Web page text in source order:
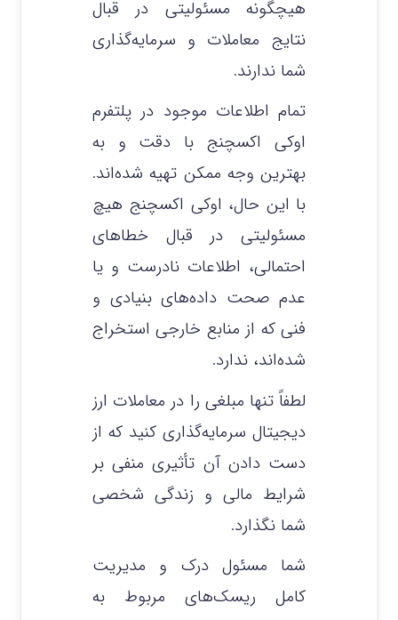
هیچگونه مسئولیتی در قبال
نتایج معاملات و سرمایه‌گذاری
شما ندارند.
تمام اطلاعات موجود در پلتفرم
اوکی اکسچنج با دقت و به
بهترین وجه ممکن تهیه شده‌اند.
با این حال، اوکی اکسچنج هیچ
مسئولیتی در قبال خطاهای
احتمالی، اطلاعات نادرست و یا
عدم صحت داده‌های بنیادی و
فنی که از منابع خارجی استخراج
شده‌اند، ندارد.
لطفاً تنها مبلغی را در معاملات ارز
دیجیتال سرمایه‌گذاری کنید که از
دست دادن آن تأثیری منفی بر
شرایط مالی و زندگی شخصی
شما نگذارد.
شما مسئول درک و مدیریت
کامل ریسک‌های مربوط به